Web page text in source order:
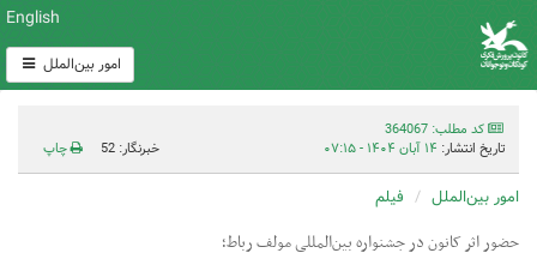
English
امور بین‌الملل
کد مطلب: 364067
تاریخ انتشار: ۱۴ آبان ۱۴۰۴ - ۰۷:۱۵ خبرنگار: 52 چاپ
امور بین‌الملل فیلم
حضور اثر کانون در جشنواره بین‌المللی مولف رباط؛